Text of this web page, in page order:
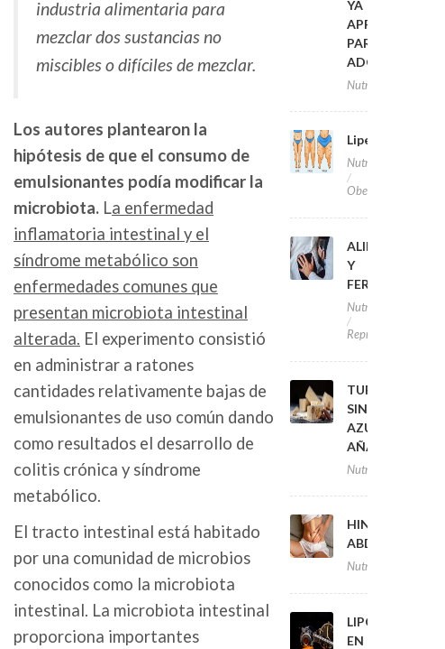
industria alimentaria para
mezclar dos sustancias no
miscibles o difíciles de mezclar.
Los autores plantearon la
hipótesis de que el consumo de
emulsionantes podía modificar la
microbiota. La enfermedad
inflamatoria intestinal y el
síndrome metabólico son
enfermedades comunes que
presentan microbiota intestinal
alterada. El experimento consistió
en administrar a ratones
cantidades relativamente bajas de
emulsionantes de uso común dando
como resultados el desarrollo de
colitis crónica y síndrome
metabólico.
El tracto intestinal está habitado
por una comunidad de microbios
conocidos como la microbiota
intestinal. La microbiota intestinal
proporciona importantes
YA
APROVADO
PARA
ADOLESCENTES
Nutrición
Lipedema
Nutrición
Obesidad
ALIMENTACIÓN
Y
FERTILIDAD
Nutrición
Reproducción
TURRONES
SIN
AZÚCARES
AÑADIDOS
Nutrición
HINCHAZÓN
ABDOMINAL
Nutrición
LIPODISTROFIAS
EN